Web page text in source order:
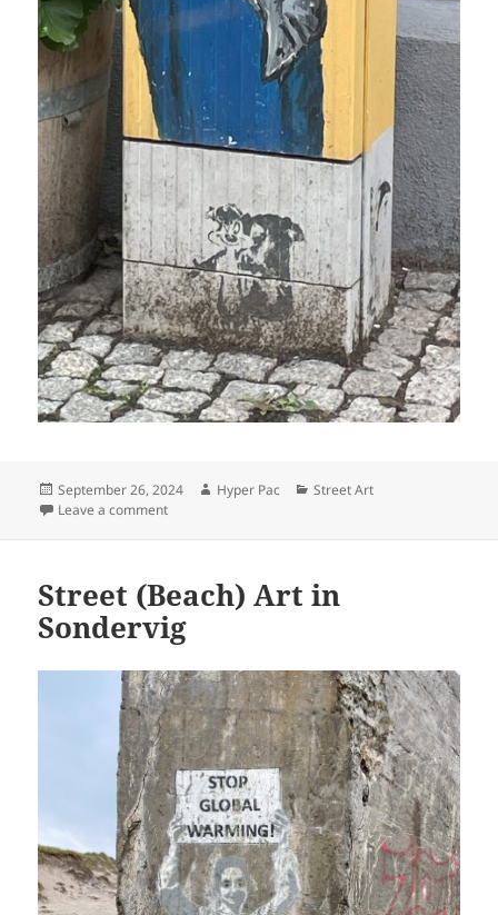
Posted
on
September 26, 2024 Author
Hyper Pac Categories
Street Art
Leave a commenton Street Art in Weimar
Street (Beach) Art in
Sondervig